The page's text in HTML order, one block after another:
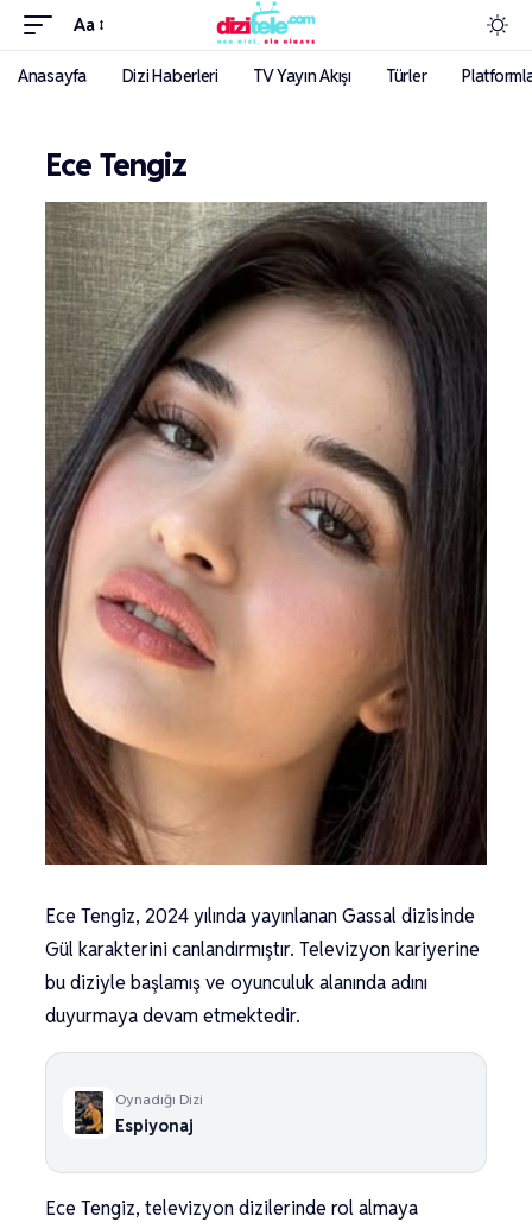
Aa
Anasayfa Dizi Haberleri TV Yayın Akışı Türler
Ece Tengiz
Ece Tengiz, 2024 yılında yayınlanan Gassal dizisinde
Gül karakterini canlandırmıştır. Televizyon kariyerine
bu diziyle başlamış ve oyunculuk alanında adını
duyurmaya devam etmektedir.
Oynadığı Dizi
Espiyonaj
Ece Tengiz, televizyon dizilerinde rol almaya